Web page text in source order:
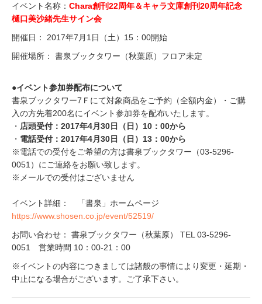
イベント名称： Chara創刊22周年＆キャラ文庫創刊20周年記念
樋口美沙緒先生サイン会
開催日： 2017年7月1日（土）15：00開始
開催場所： 書泉ブックタワー（秋葉原）フロア未定
●イベント参加券配布について
書泉ブックタワー7Ｆにて対象商品をご予約（全額内金）・ご購
入の方先着200名にイベント参加券を配布いたします。
・ 店頭受付：2017年4月30日（日）10：00から
・ 電話受付：2017年4月30日（日）13：00から
※電話での受付をご希望の方は書泉ブックタワー（03-5296-
0051）にご連絡をお願い致します。
※メールでの受付はございません
イベント詳細： 「書泉」ホームページ
https://www.shosen.co.jp/event/52519/
お問い合わせ： 書泉ブックタワー（秋葉原） TEL 03-5296-
0051 営業時間 10：00-21：00
※イベントの内容につきましては諸般の事情により変更・延期・
中止になる場合がございます。ご了承下さい。